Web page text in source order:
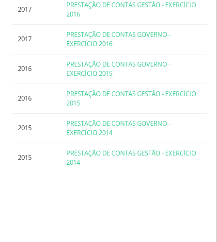
2017
PRESTAÇÃO DE CONTAS GESTÃO - EXERCÍCIO
2016
2017
PRESTAÇÃO DE CONTAS GOVERNO -
EXERCÍCIO 2016
2016
PRESTAÇÃO DE CONTAS GOVERNO -
EXERCÍCIO 2015
2016
PRESTAÇÃO DE CONTAS GESTÃO - EXERCÍCIO
2015
2015
PRESTAÇÃO DE CONTAS GOVERNO -
EXERCÍCIO 2014
2015
PRESTAÇÃO DE CONTAS GESTÃO - EXERCÍCIO
2014